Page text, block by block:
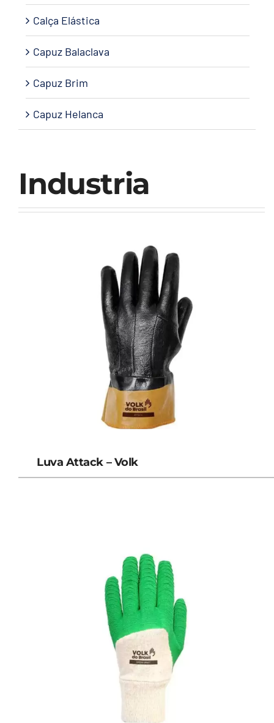
Industria
Luva Attack – Volk
Calça Elástica
Capuz Balaclava
Capuz Brim
Capuz Helanca